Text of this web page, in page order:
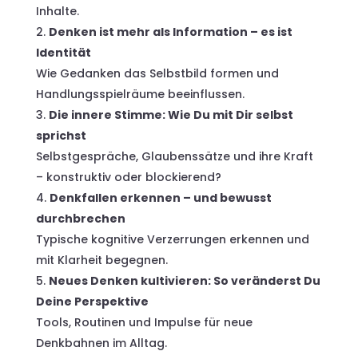
Inhalte.
Denken ist mehr als Information – es ist
Identität
Wie Gedanken das Selbstbild formen und
Handlungsspielräume beeinflussen.
Die innere Stimme: Wie Du mit Dir selbst
sprichst
Selbstgespräche, Glaubenssätze und ihre Kraft
– konstruktiv oder blockierend?
Denkfallen erkennen – und bewusst
durchbrechen
Typische kognitive Verzerrungen erkennen und
mit Klarheit begegnen.
Neues Denken kultivieren: So veränderst Du
Deine Perspektive
Tools, Routinen und Impulse für neue
Denkbahnen im Alltag.